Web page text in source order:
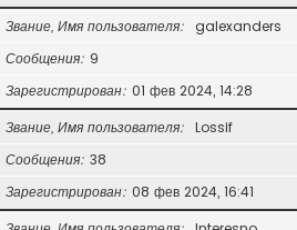
Звание, Имя пользователя
galexanders
Сообщения 9
Зарегистрирован 01 фев 2024, 14:28
Звание, Имя пользователя
Lossif
Сообщения 38
Зарегистрирован 08 фев 2024, 16:41